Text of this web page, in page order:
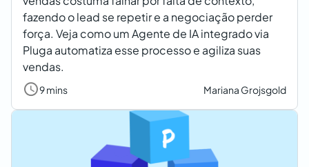
fazendo o lead se repetir e a negociação perder
força. Veja como um Agente de IA integrado via
Pluga automatiza esse processo e agiliza suas
vendas.
9 mins Mariana Grojsgold